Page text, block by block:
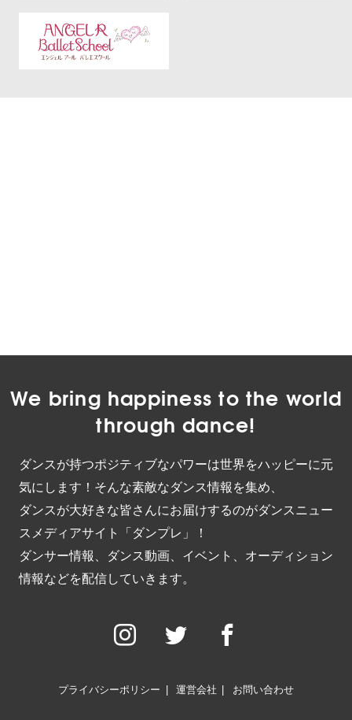
We bring happiness to the world
through dance!
ダンスが持つポジティブなパワーは世界をハッピーに元
気にします！そんな素敵なダンス情報を集め、
ダンスが大好きな皆さんにお届けするのがダンスニュー
スメディアサイト「ダンプレ」！
ダンサー情報、ダンス動画、イベント、オーディション
情報などを配信していきます。
プライバシーポリシー 運営会社 お問い合わせ